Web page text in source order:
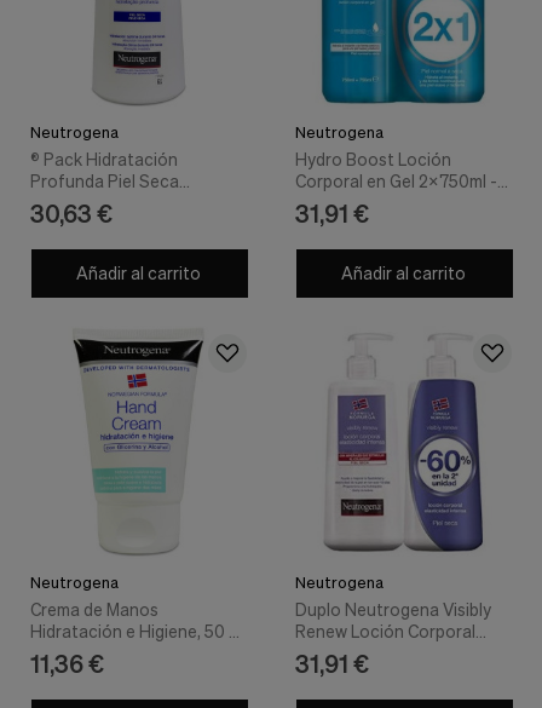
costumbres
navegación.
Neutrogena
® Pack Hidratación
Profunda Piel Seca
2x750ml - Neutrogena
30,63 €
Añadir al carrito
Neutrogena
Hydro Boost Loción
Corporal en Gel 2x750ml -
Neutrogena
31,91 €
Añadir al carrito
Neutrogena
Crema de Manos
Hidratación e Higiene, 50 ml
- Neutrogena
11,36 €
Neutrogena
Duplo Neutrogena Visibly
Renew Loción Corporal
Elasticidad Intensa, 2
Unidades X 750 ml -
Neutrogena
31,91 €